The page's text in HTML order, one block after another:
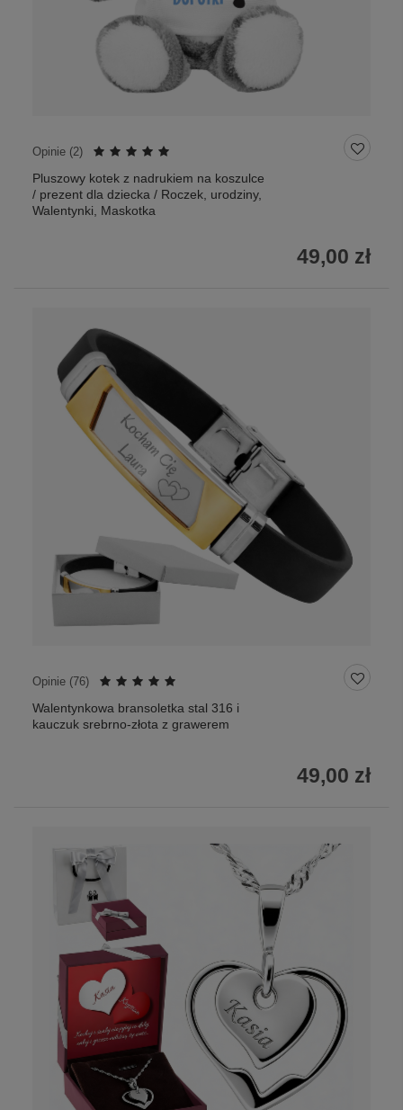
Opinie (2)
Pluszowy kotek z nadrukiem na koszulce
/ prezent dla dziecka / Roczek, urodziny,
Walentynki, Maskotka
49,00 zł
Opinie (76)
Walentynkowa bransoletka stal 316 i
kauczuk srebrno-złota z grawerem
49,00 zł